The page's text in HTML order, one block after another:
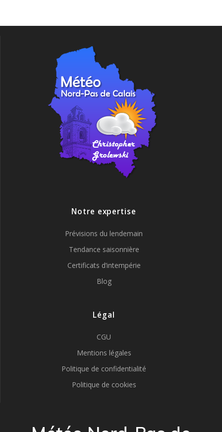
Notre expertise
Prévisions du lendemain
Tendance saisonnière
Certificats d’intempérie
Blog
Légal
CGU
Mentions légales
Politique de confidentialité
Politique de cookies